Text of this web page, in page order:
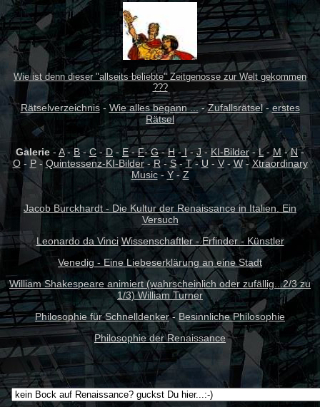
Wie ist denn dieser "allseits beliebte" Zeitgenosse zur Welt gekommen
???
Rätselverzeichnis- Wie alles begann ...-Zufallsrätsel- erstes
Rätsel
Galerie - A-B-C -D- E-F-G-H-I-J-KI-Bilder-L- M-N-
O- P- Quintessenz-KI-Bilder-R-S-T-U -V-W-Xtraordinary
Music-Y-Z
Jacob Burckhardt - Die Kultur der Renaissance in Italien. Ein
Versuch
Leonardo da Vinci Wissenschaftler - Erfinder - Künstler
Venedig - Eine Liebeserklärung an eine Stadt
William Shakespeare animiert (wahrscheinlich oder zufällig...2/3 zu
1/3) William Turner
Philosophie für Schnelldenker- Besinnliche Philosophie
Philosophie der Renaissance